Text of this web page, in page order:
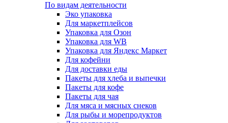
По видам деятельности
Эко упаковка
Для маркетплейсов
Упаковка для Озон
Упаковка для WB
Упаковка для Яндекс Маркет
Для кофейни
Для доставки еды
Пакеты для хлеба и выпечки
Пакеты для кофе
Пакеты для чая
Для мяса и мясных снеков
Для рыбы и морепродуктов